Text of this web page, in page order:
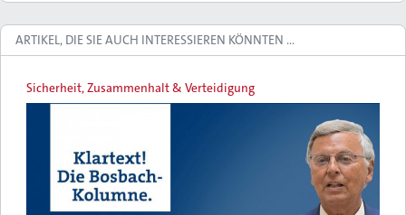
ARTIKEL, DIE SIE AUCH INTERESSIEREN KÖNNTEN …
Sicherheit, Zusammenhalt & Verteidigung